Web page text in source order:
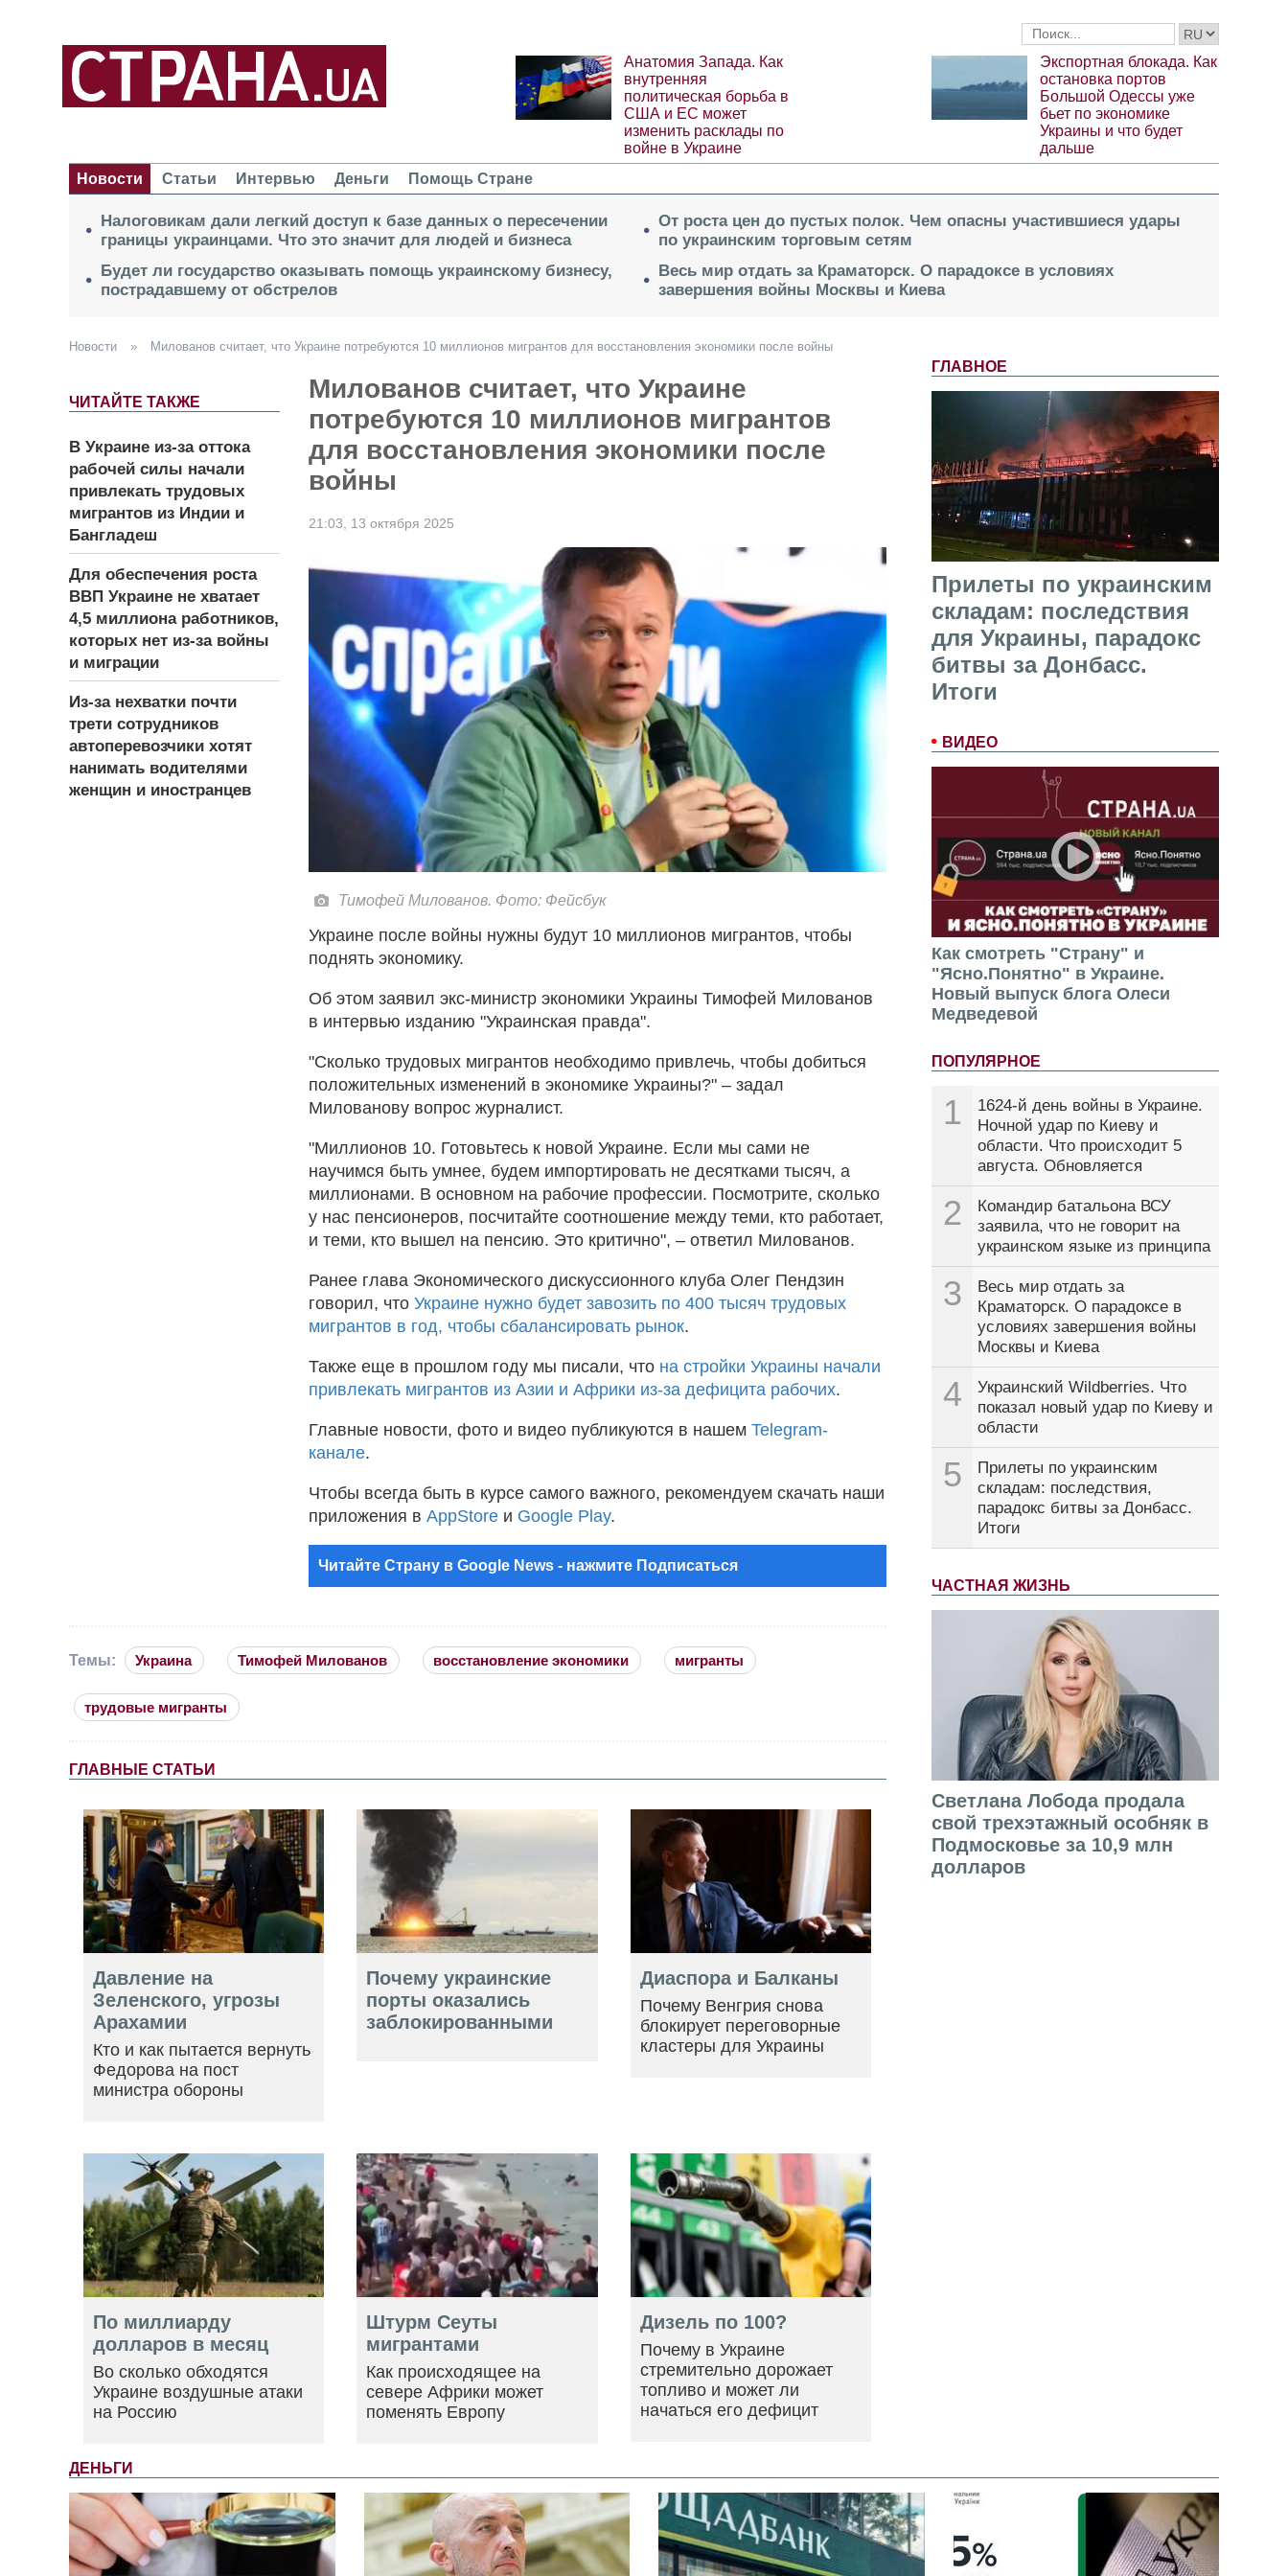
Анатомия Запада. Как
внутренняя
политическая борьба в
США и ЕС может
изменить расклады по
войне в Украине
Экспортная блокада. Как
остановка портов
Большой Одессы уже
бьет по экономике
Украины и что будет
дальше
Новости
Статьи Интервью Деньги Помощь Стране
Налоговикам дали легкий доступ к базе данных о пересечении
границы украинцами. Что это значит для людей и бизнеса
Будет ли государство оказывать помощь украинскому бизнесу,
пострадавшему от обстрелов
От роста цен до пустых полок. Чем опасны участившиеся удары
по украинским торговым сетям
Весь мир отдать за Краматорск. О парадоксе в условиях
завершения войны Москвы и Киева
ГЛАВНОЕ
Прилеты по украинским
складам: последствия
для Украины, парадокс
битвы за Донбасс.
Итоги
ВИДЕО
Как смотреть "Страну" и
"Ясно.Понятно" в Украине.
Новый выпуск блога Олеси
Медведевой
ПОПУЛЯРНОЕ
1
1624-й день войны в Украине.
Ночной удар по Киеву и
области. Что происходит 5
августа. Обновляется
2
Командир батальона ВСУ
заявила, что не говорит на
украинском языке из принципа
3
Весь мир отдать за
Краматорск. О парадоксе в
условиях завершения войны
Москвы и Киева
4
Украинский Wildberries. Что
показал новый удар по Киеву и
области
5
Прилеты по украинским
складам: последствия,
парадокс битвы за Донбасс.
Итоги
ЧАСТНАЯ ЖИЗНЬ
Светлана Лобода продала
свой трехэтажный особняк в
Подмосковье за 10,9 млн
долларов
Новости » Милованов считает, что Украине потребуются 10 миллионов мигрантов для восстановления экономики после войны
ЧИТАЙТЕ ТАКЖЕ
В Украине из-за оттока
рабочей силы начали
привлекать трудовых
мигрантов из Индии и
Бангладеш
Для обеспечения роста
ВВП Украине не хватает
4,5 миллиона работников,
которых нет из-за войны
и миграции
Из-за нехватки почти
трети сотрудников
автоперевозчики хотят
нанимать водителями
женщин и иностранцев
Милованов считает, что Украине
потребуются 10 миллионов мигрантов
для восстановления экономики после
войны
21:03, 13 октября 2025
Тимофей Милованов. Фото: Фейсбук
Украине после войны нужны будут 10 миллионов мигрантов, чтобы
поднять экономику.
Об этом заявил экс-министр экономики Украины Тимофей Милованов
в интервью изданию "Украинская правда".
"Сколько трудовых мигрантов необходимо привлечь, чтобы добиться
положительных изменений в экономике Украины?" – задал
Милованову вопрос журналист.
"Миллионов 10. Готовьтесь к новой Украине. Если мы сами не
научимся быть умнее, будем импортировать не десятками тысяч, а
миллионами. В основном на рабочие профессии. Посмотрите, сколько
у нас пенсионеров, посчитайте соотношение между теми, кто работает,
и теми, кто вышел на пенсию. Это критично", – ответил Милованов.
Ранее глава Экономического дискуссионного клуба Олег Пендзин
говорил, что Украине нужно будет завозить по 400 тысяч трудовых
мигрантов в год, чтобы сбалансировать рынок.
Также еще в прошлом году мы писали, что на стройки Украины начали
привлекать мигрантов из Азии и Африки из-за дефицита рабочих.
Главные новости, фото и видео публикуются в нашем Telegram-
канале.
Чтобы всегда быть в курсе самого важного, рекомендуем скачать наши
приложения в AppStore и Google Play.
Читайте Страну в Google News - нажмите Подписаться
Темы: Украина Тимофей Милованов восстановление экономики мигранты
трудовые мигранты
ГЛАВНЫЕ СТАТЬИ
Давление на
Зеленского, угрозы
Арахамии
Кто и как пытается вернуть
Федорова на пост
министра обороны
Почему украинские
порты оказались
заблокированными
Диаспора и Балканы
Почему Венгрия снова
блокирует переговорные
кластеры для Украины
По миллиарду
долларов в месяц
Во сколько обходятся
Украине воздушные атаки
на Россию
Штурм Сеуты
мигрантами
Как происходящее на
севере Африки может
поменять Европу
Дизель по 100?
Почему в Украине
стремительно дорожает
топливо и может ли
начаться его дефицит
ДЕНЬГИ